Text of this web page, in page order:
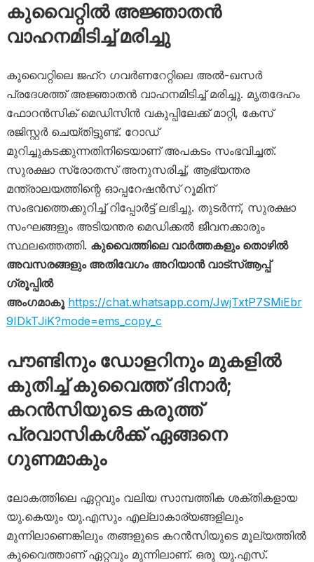
കുവൈറ്റിൽ അജ്ഞാതൻ
വാഹനമിടിച്ച് മരിച്ചു
കുവൈറ്റിലെ ജഹ്‌റ ഗവർണറേറ്റിലെ അൽ-ഖസർ
പ്രദേശത്ത് അജ്ഞാതൻ വാഹനമിടിച്ച് മരിച്ചു. മൃതദേഹം
ഫോറൻസിക് മെഡിസിൻ വകുപ്പിലേക്ക് മാറ്റി, കേസ്
രജിസ്റ്റർ ചെയ്തിട്ടുണ്ട്. റോഡ്
മുറിച്ചുകടക്കുന്നതിനിടെയാണ് അപകടം സംഭവിച്ചത്.
സുരക്ഷാ സ്രോതസ് അനുസരിച്ച്, ആഭ്യന്തര
മന്ത്രാലയത്തിന്റെ ഓപ്പറേഷൻസ് റൂമിന്
സംഭവത്തെക്കുറിച്ച് റിപ്പോർട്ട് ലഭിച്ചു. തുടർന്ന്, സുരക്ഷാ
സംഘങ്ങളും അടിയന്തര മെഡിക്കൽ ജീവനക്കാരും
സ്ഥലത്തെത്തി. കുവൈത്തിലെ വാർത്തകളും തൊഴിൽ
അവസരങ്ങളും അതിവേഗം അറിയാൻ വാട്സ്ആപ്പ്
ഗ്രൂപ്പിൽ
അംഗമാകൂ https://chat.whatsapp.com/JwjTxtP7SMiEbr
9IDkTJiK?mode=ems_copy_c
പൗണ്ടിനും ഡോളറിനും മുകളിൽ
കുതിച്ച് കുവൈത്ത് ദിനാർ;
കറൻസിയുടെ കരുത്ത്
പ്രവാസികൾക്ക് ഏങ്ങനെ ​
ഗുണമാകും
ലോകത്തിലെ ഏറ്റവും വലിയ സാമ്പത്തിക ശക്തികളായ
യു.കെയും യു.എസും എല്ലാകാര്യങ്ങളിലും
മുന്നിലാണെങ്കിലും തങ്ങളുടെ കറൻസിയുടെ മൂല്യത്തിൽ
കുവൈത്താണ് ഏറ്റവും മുന്നിലാണ്. ഒരു യു.എസ്.